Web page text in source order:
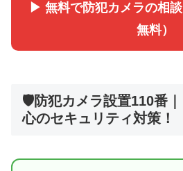
▶ 無料で防犯カメラの相
無料）
🛡️防犯カメラ設置110番
心のセキュリティ対策！